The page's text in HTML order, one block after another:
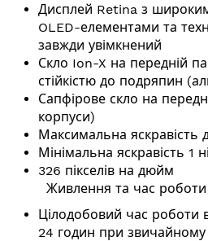
Дисплей Retina з
OLED-елементами та
завжди увімкнений
Скло Ion-X на передній
стійкістю до подряпин
Сапфірове скло на
корпуси)
Максимальна яскравість
Мінімальна яскравість 1
326 пікселів на дюйм
Живлення та час роботи
Цілодобовий час роботи
24 годин при звичайному